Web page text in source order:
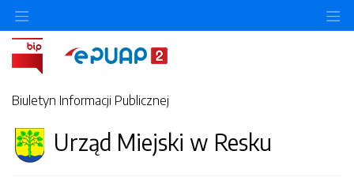
Biuletyn Informacji Publicznej
Urząd Miejski w Resku